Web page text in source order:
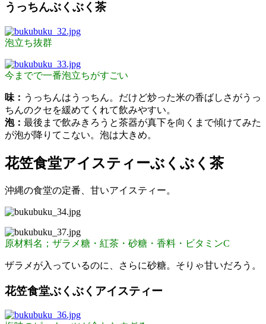
うっちんぶくぶく茶
泡立ち抜群
今までで一番泡立ちがすごい
味： うっちんはうっちん。だけど炒った米の香ばしさがうっ
ちんのクセを緩めてくれて飲みやすい。
泡： 最後まで飲みきろうと茶器が真下を向くまで傾けてみた
が泡が降りてこない。泡は大きめ。
花笠食堂アイスティーぶくぶく茶
沖縄の食堂の定番、甘いアイスティー。
原材料名；ザラメ糖・紅茶・砂糖・香料・ビタミンC
ザラメが入っているのに、さらに砂糖。そりゃ甘いだろう。
花笠食堂ぶくぶくアイスティー